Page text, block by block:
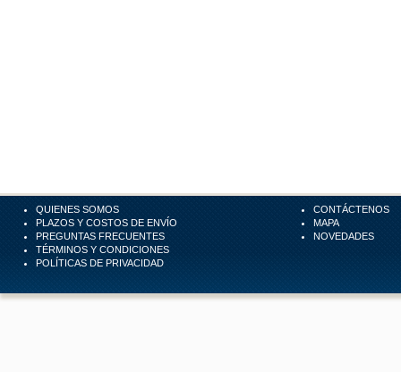
QUIENES SOMOS
PLAZOS Y COSTOS DE ENVÍO
PREGUNTAS FRECUENTES
TÉRMINOS Y CONDICIONES
POLÍTICAS DE PRIVACIDAD
CONTÁCTENOS
MAPA
NOVEDADES